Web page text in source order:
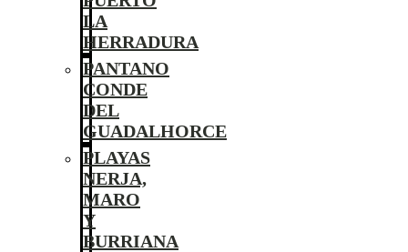
LA
HERRADURA
PANTANO
CONDE
DEL
GUADALHORCE
PLAYAS
NERJA,
MARO
Y
BURRIANA